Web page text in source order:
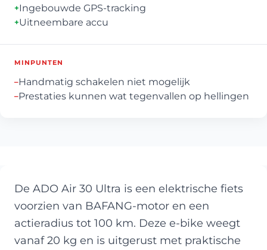
+Ingebouwde GPS-tracking
+Uitneembare accu
MINPUNTEN
–Handmatig schakelen niet mogelijk
–Prestaties kunnen wat tegenvallen op hellingen
De ADO Air 30 Ultra is een elektrische fiets
voorzien van BAFANG-motor en een
actieradius tot 100 km. Deze e-bike weegt
vanaf 20 kg en is uitgerust met praktische